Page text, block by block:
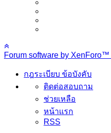
Forum software by XenForo™
กฎระเบียบ ข้อบังคับ
ติดต่อสอบถาม
ช่วยเหลือ
หน้าแรก
RSS